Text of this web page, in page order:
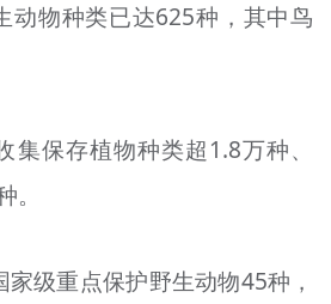
动物种类已达625种，其中鸟
集保存植物种类超1.8万种、
级重点保护野生动物45种，